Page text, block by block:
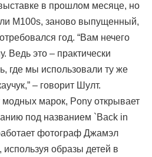
в прошлом месяце, но
M100s, заново выпущенный,
год. “Вам нечего
Ведь это – практически
где мы использовали ту же
– говорит Шулт.
модных марок, Pony открывает
под названием `Back in
фотограф Джамэл
образы детей в